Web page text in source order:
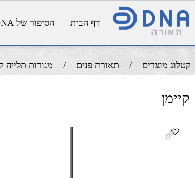
דף הבית הסיפור של DNA
/ תאורת פנים / מנורות תלייה קלאסי